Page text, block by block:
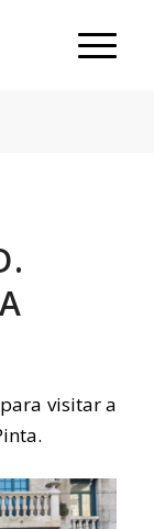
visitar a